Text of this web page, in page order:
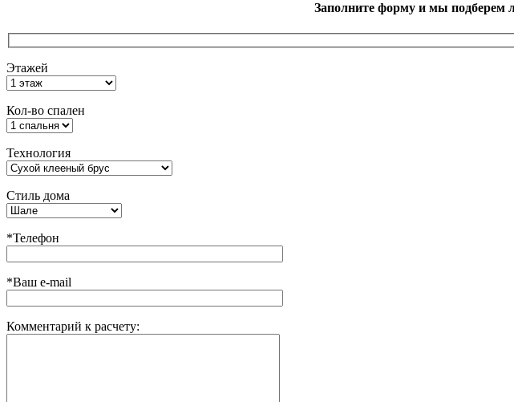
Заполните форму и мы подберем
Этажей
Кол-во спален
Технология
Стиль дома
*Телефон
*Ваш e-mail
Комментарий к расчету: